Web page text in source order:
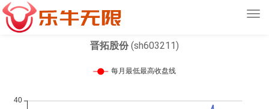
晋拓股份(sh603211)